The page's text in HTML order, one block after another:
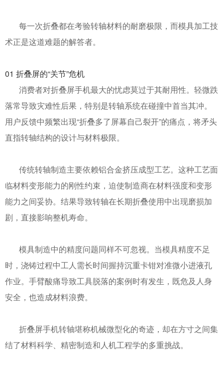
每一次折叠都在考验转轴材料的耐磨极限，而模具加工技
术正是这道难题的解答者。
01 折叠屏的“关节”危机
消费者对折叠屏手机最大的忧虑莫过于其耐用性。轻微跌
落常导致灾难性后果，特别是转轴系统在碰撞中首当其冲。
用户反馈中频繁出现“折叠多了屏幕自己裂开”的痛点，将矛头
直指转轴结构的设计与材料极限。
传统转轴制造主要依赖铝合金挤压成型工艺。这种工艺面
临材料变形能力的刚性约束，迫使制造商在材料强度和变形
能力之间妥协。结果导致转轴在长期折叠使用中出现磨损加
剧，直接影响整机寿命。
模具制造中的精度问题同样不可忽视。当模具精度不足
时，浇铸过程中工人需长时间握持沉重卡钳对准微小进液孔
作业。手臂酸痛导致工具脱落的案例时有发生，既危及人身
安全，也造成材料浪费。
折叠屏手机转轴堪称机械微型化的奇迹，却在方寸之间集
结了材料科学、精密制造和人机工程学的多重挑战。